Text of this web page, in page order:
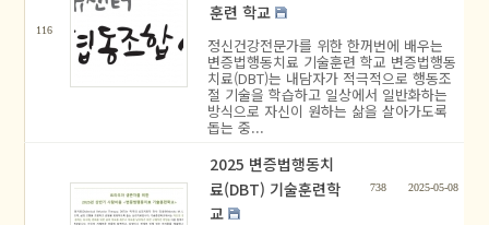
116
훈련 학교
정신건강전문가를 위한 한꺼번에 배우는
변증법행동치료 기술훈련 학교 변증법행동
치료(DBT)는 내담자가 적극적으로 행동조
절 기술을 학습하고 일상에서 일반화하는
방식으로 자신이 원하는 삶을 살아가도록
돕는 중...
2025 변증법행동치
료(DBT) 기술훈련학
교
738 2025-05-08